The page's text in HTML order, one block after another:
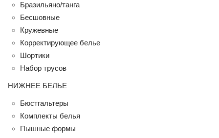
Бразильяно/танга
Бесшовные
Кружевные
Корректирующее белье
Шортики
Набор трусов
НИЖНЕЕ БЕЛЬЕ
Бюстгальтеры
Комплекты белья
Пышные формы